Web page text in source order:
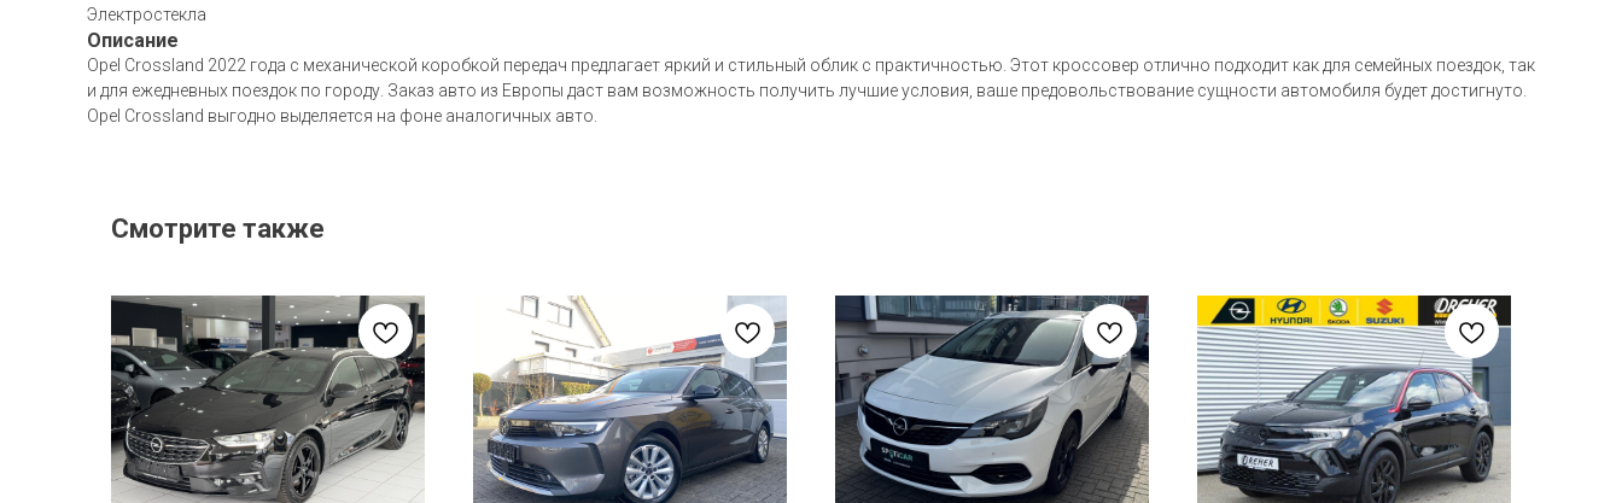
Электростекла
Описание
Opel Crossland 2022 года с механической коробкой передач предлагает яркий и стильный облик с практичностью. Этот кроссовер отлично подходит как для семейных поездок, так
и для ежедневных поездок по городу. Заказ авто из Европы даст вам возможность получить лучшие условия, ваше предовольствование сущности автомобиля будет достигнуто.
Opel Crossland выгодно выделяется на фоне аналогичных авто.
Смотрите также